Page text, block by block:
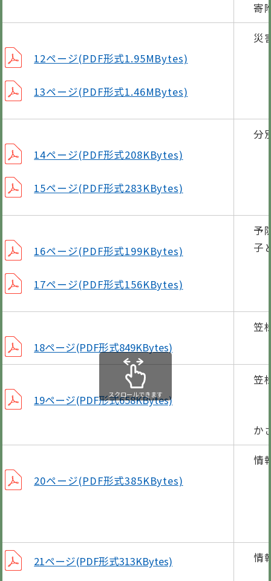
寄
12ページ(PDF形式1.95MBytes)
13ページ(PDF形式1.46MBytes)
災
14ページ(PDF形式208KBytes)
15ページ(PDF形式283KBytes)
分
16ページ(PDF形式199KBytes)
17ページ(PDF形式156KBytes)
予
子
18ページ(PDF形式849KBytes)
笠
19ページ(PDF形式658KBytes)
笠
か
20ページ(PDF形式385KBytes)
情
21ページ(PDF形式313KBytes)
情
スクロールできます